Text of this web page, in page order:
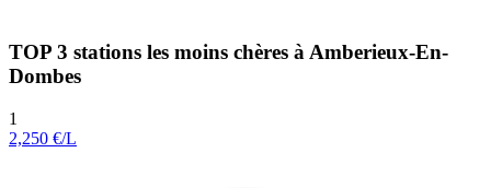
TOP 3 stations les moins chères à Amberieux-En-
Dombes
1
2,250 €/L